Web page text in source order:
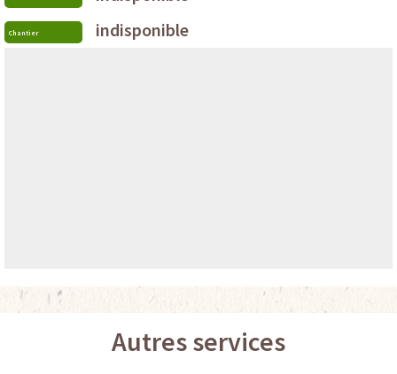
Chantier indisponible
Autres services